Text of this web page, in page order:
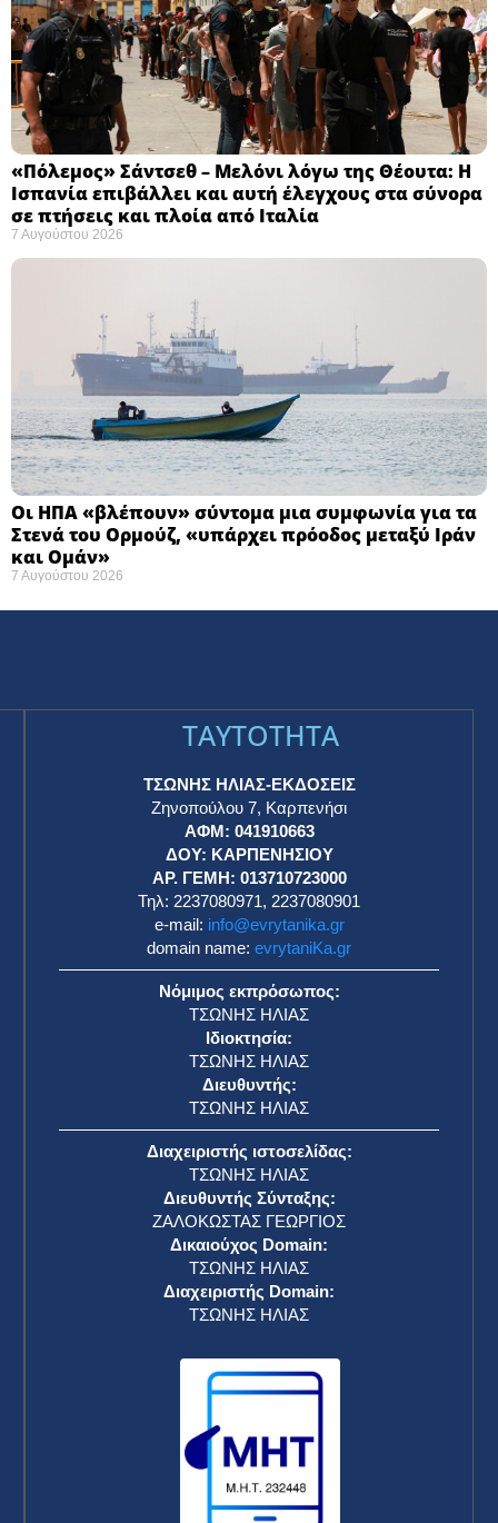
«Πόλεμος» Σάντσεθ – Μελόνι λόγω της Θέουτα: Η
Ισπανία επιβάλλει και αυτή έλεγχους στα σύνορα
σε πτήσεις και πλοία από Ιταλία
7 Αυγούστου 2026
Οι ΗΠΑ «βλέπουν» σύντομα μια συμφωνία για τα
Στενά του Ορμούζ, «υπάρχει πρόοδος μεταξύ Ιράν
και Ομάν»
7 Αυγούστου 2026
TAYTOTHTA
ΤΣΩΝΗΣ ΗΛΙΑΣ-ΕΚΔΟΣΕΙΣ
Ζηνοπούλου 7, Καρπενήσι
ΑΦΜ: 041910663
ΔΟΥ: ΚΑΡΠΕΝΗΣΙΟΥ
ΑΡ. ΓΕΜΗ: 013710723000
Τηλ: 2237080971, 2237080901
e-mail: info@evrytanika.gr
domain name: evrytaniKa.gr
Νόμιμος εκπρόσωπος:
ΤΣΩΝΗΣ ΗΛΙΑΣ
Ιδιοκτησία:
ΤΣΩΝΗΣ ΗΛΙΑΣ
Διευθυντής:
ΤΣΩΝΗΣ ΗΛΙΑΣ
Διαχειριστής ιστοσελίδας:
ΤΣΩΝΗΣ ΗΛΙΑΣ
Διευθυντής Σύνταξης:
ΖΑΛΟΚΩΣΤΑΣ ΓΕΩΡΓΙΟΣ
Δικαιούχος Domain:
ΤΣΩΝΗΣ ΗΛΙΑΣ
Διαχειριστής Domain:
ΤΣΩΝΗΣ ΗΛΙΑΣ